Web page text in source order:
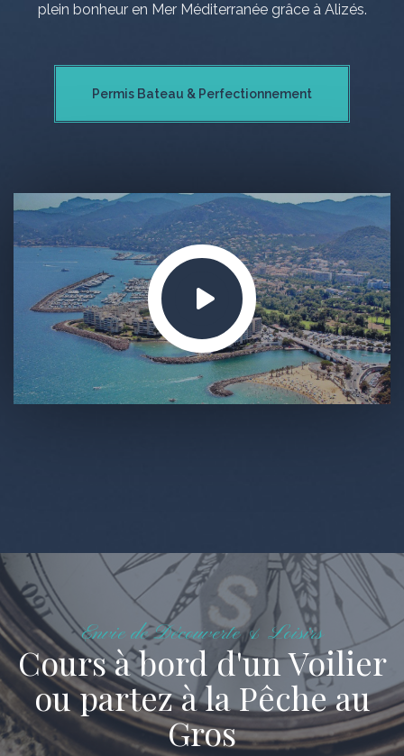
plein bonheur en Mer Méditerranée grâce à Alizés.
Permis Bateau & Perfectionnement
Envie de Découverte & Loisirs
Cours à bord d'un Voilier
ou partez à la Pêche au
Gros